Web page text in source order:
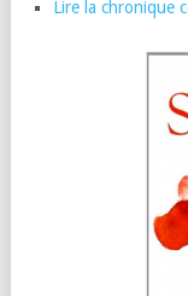
Lire la chronique